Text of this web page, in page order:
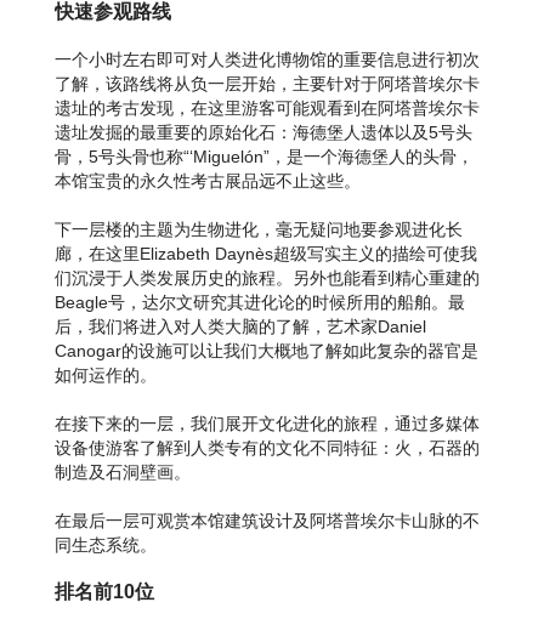
快速参观路线
一个小时左右即可对人类进化博物馆的重要信息进行初次
了解，该路线将从负一层开始，主要针对于阿塔普埃尔卡
遗址的考古发现，在这里游客可能观看到在阿塔普埃尔卡
遗址发掘的最重要的原始化石：海德堡人遗体以及5号头
骨，5号头骨也称“‘Miguelón”，是一个海德堡人的头骨，
本馆宝贵的永久性考古展品远不止这些。
下一层楼的主题为生物进化，毫无疑问地要参观进化长
廊，在这里Elizabeth Daynès超级写实主义的描绘可使我
们沉浸于人类发展历史的旅程。另外也能看到精心重建的
Beagle号，达尔文研究其进化论的时候所用的船舶。最
后，我们将进入对人类大脑的了解，艺术家Daniel
Canogar的设施可以让我们大概地了解如此复杂的器官是
如何运作的。
在接下来的一层，我们展开文化进化的旅程，通过多媒体
设备使游客了解到人类专有的文化不同特征：火，石器的
制造及石洞壁画。
在最后一层可观赏本馆建筑设计及阿塔普埃尔卡山脉的不
同生态系统。
排名前10位